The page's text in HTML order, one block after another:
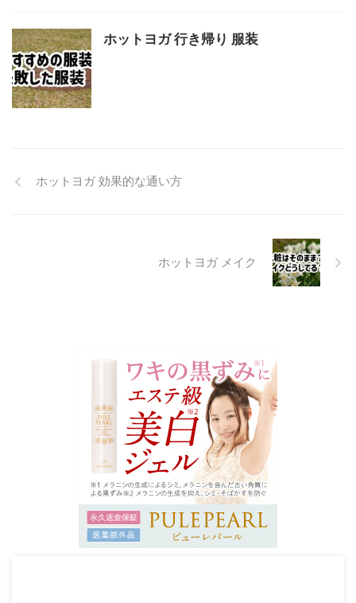
ホットヨガ 行き帰り 服装
ホットヨガ 効果的な通い方
ホットヨガ メイク